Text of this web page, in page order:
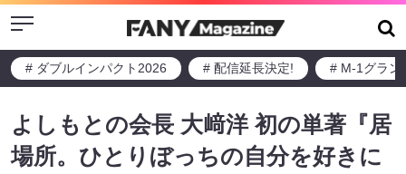
Menu
# ダブルインパクト2026 # 配信延長決定! # M-1グラン
よしもとの会長 大﨑洋 初の単著『居
場所。ひとりぼっちの自分を好きに